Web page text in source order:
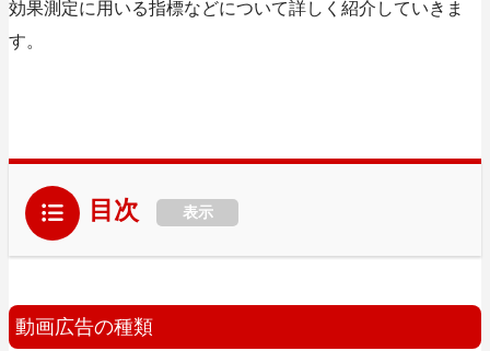
効果測定に用いる指標などについて詳しく紹介していきま
す。
目次 表示
動画広告の種類